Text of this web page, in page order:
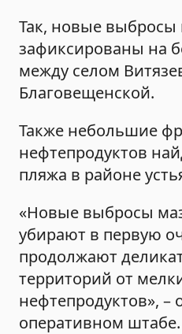
Так, новые выбросы
зафиксированы на
между селом
Благовещенской.
Также небольшие
нефтепродуктов
пляжа в районе
«Новые выбросы
убирают в первую
продолжают
территорий от
нефтепродуктов», –
оперативном штабе.